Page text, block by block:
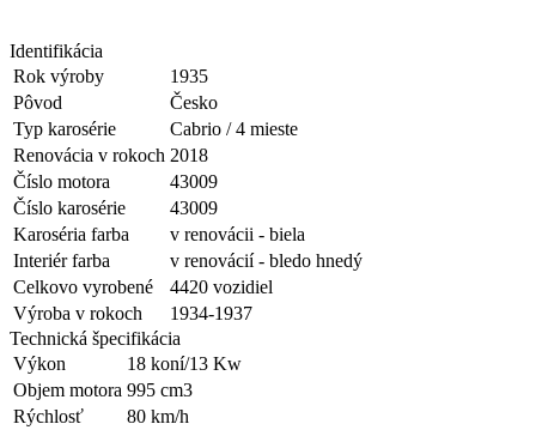
Identifikácia
Rok výroby
1935
Pôvod
Česko
Typ karosérie
Cabrio / 4 mieste
Renovácia v rokoch 2018
Číslo motora
43009
Číslo karosérie
43009
Karoséria farba
v renovácii - biela
Interiér farba
v renovácií - bledo hnedý
Celkovo vyrobené
4420 vozidiel
Výroba v rokoch
1934-1937
Technická špecifikácia
Výkon
18 koní/13 Kw
Objem motora 995 cm3
Rýchlosť
80 km/h